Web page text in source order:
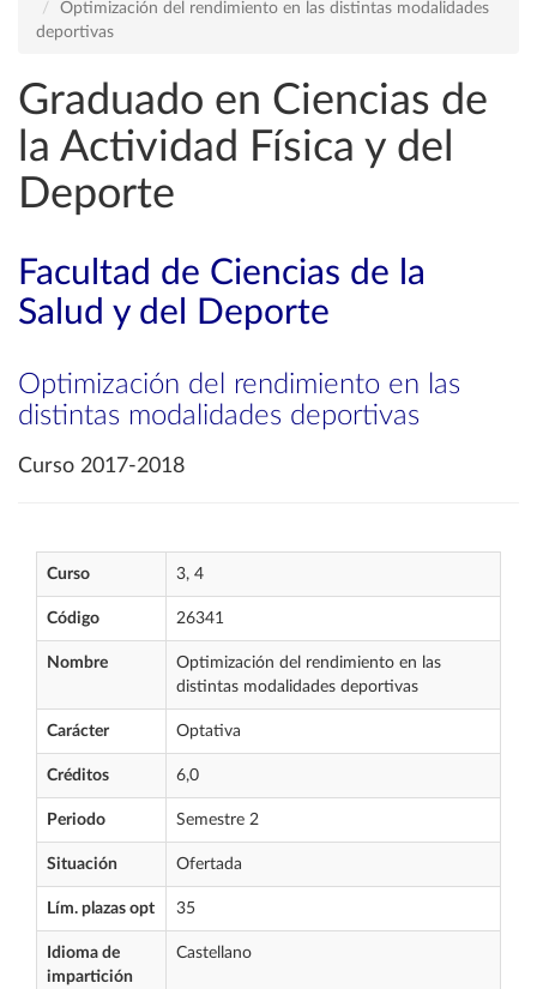
Optimización del rendimiento en las distintas modalidades
deportivas
Graduado en Ciencias de
la Actividad Física y del
Deporte
Facultad de Ciencias de la
Salud y del Deporte
Optimización del rendimiento en las
distintas modalidades deportivas
Curso 2017-2018
Curso 3, 4
Código 26341
Nombre
Optimización del rendimiento en las
distintas modalidades deportivas
Carácter Optativa
Créditos 6,0
Periodo Semestre 2
Situación Ofertada
Lím. plazas opt 35
Idioma de
impartición
Castellano